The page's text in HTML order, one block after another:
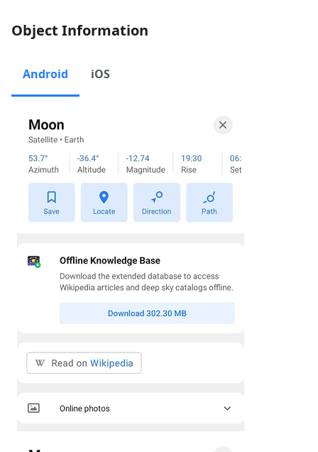
Object Information
Android iOS